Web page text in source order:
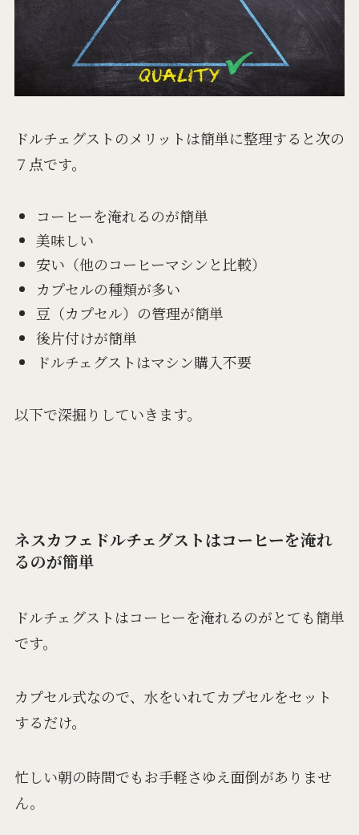
ドルチェグストのメリットは簡単に整理すると次の
７点です。
コーヒーを淹れるのが簡単
美味しい
安い（他のコーヒーマシンと比較）
カプセルの種類が多い
豆（カプセル）の管理が簡単
後片付けが簡単
ドルチェグストはマシン購入不要
以下で深掘りしていきます。
ネスカフェドルチェグストはコーヒーを淹れ
るのが簡単
ドルチェグストはコーヒーを淹れるのがとても簡単
です。
カプセル式なので、水をいれてカプセルをセット
するだけ。
忙しい朝の時間でもお手軽さゆえ面倒がありませ
ん。